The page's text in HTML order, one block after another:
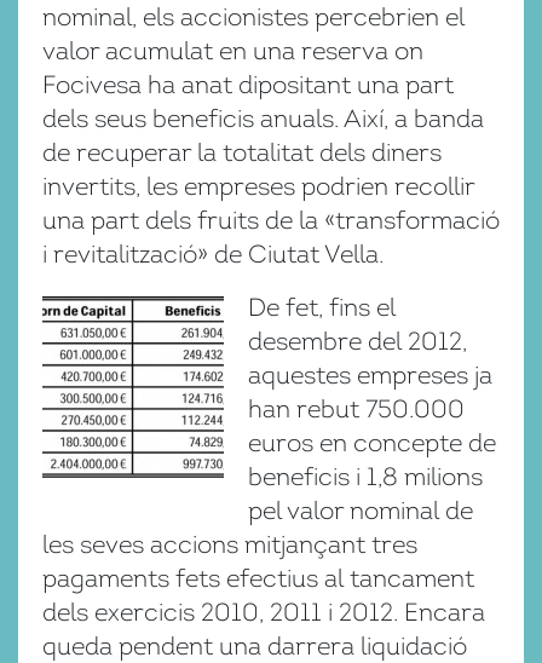
nominal, els accionistes percebrien el
valor acumulat en una reserva on
Focivesa ha anat dipositant una part
dels seus beneficis anuals. Així, a banda
de recuperar la totalitat dels diners
invertits, les empreses podrien recollir
una part dels fruits de la «transformació
i revitalització» de Ciutat Vella.
De fet, fins el
desembre del 2012,
aquestes empreses ja
han rebut 750.000
euros en concepte de
beneficis i 1,8 milions
pel valor nominal de
les seves accions mitjançant tres
pagaments fets efectius al tancament
dels exercicis 2010, 2011 i 2012. Encara
queda pendent una darrera liquidació